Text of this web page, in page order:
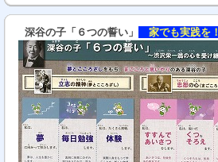
深谷の子「６つの誓い」 家でも実践を！